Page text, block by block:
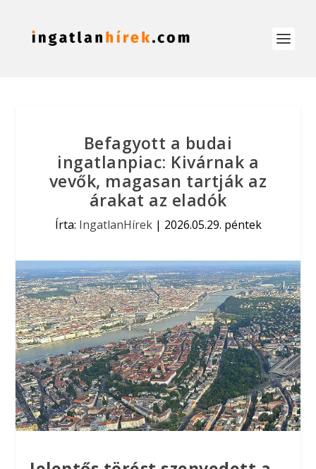
Befagyott a budai
ingatlanpiac: Kivárnak a
vevők, magasan tartják az
árakat az eladók
Írta: IngatlanHírek| 2026.05.29. péntek